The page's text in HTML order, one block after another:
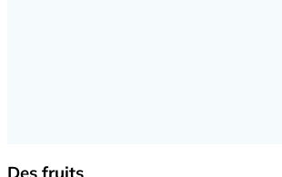
Des fruits